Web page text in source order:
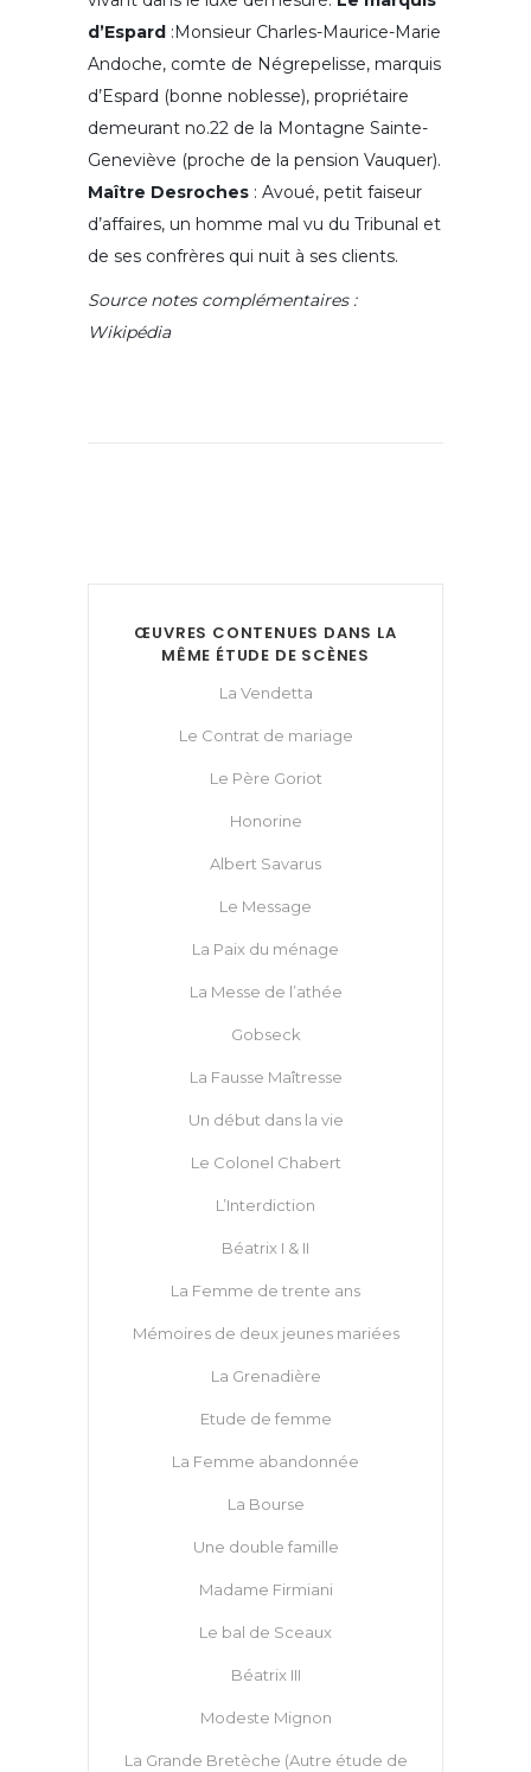
d’Espard :Monsieur Charles-Maurice-Marie
Andoche, comte de Négrepelisse, marquis
d’Espard (bonne noblesse), propriétaire
demeurant no.22 de la Montagne Sainte-
Geneviève (proche de la pension Vauquer).
Maître Desroches : Avoué, petit faiseur
d’affaires, un homme mal vu du Tribunal et
de ses confrères qui nuit à ses clients.
Source notes complémentaires :
Wikipédia
ŒUVRES CONTENUES DANS LA
MÊME ÉTUDE DE SCÈNES
La Vendetta
Le Contrat de mariage
Le Père Goriot
Honorine
Albert Savarus
Le Message
La Paix du ménage
La Messe de l’athée
Gobseck
La Fausse Maîtresse
Un début dans la vie
Le Colonel Chabert
L’Interdiction
Béatrix I & II
La Femme de trente ans
Mémoires de deux jeunes mariées
La Grenadière
Etude de femme
La Femme abandonnée
La Bourse
Une double famille
Madame Firmiani
Le bal de Sceaux
Béatrix III
Modeste Mignon
La Grande Bretèche (Autre étude de